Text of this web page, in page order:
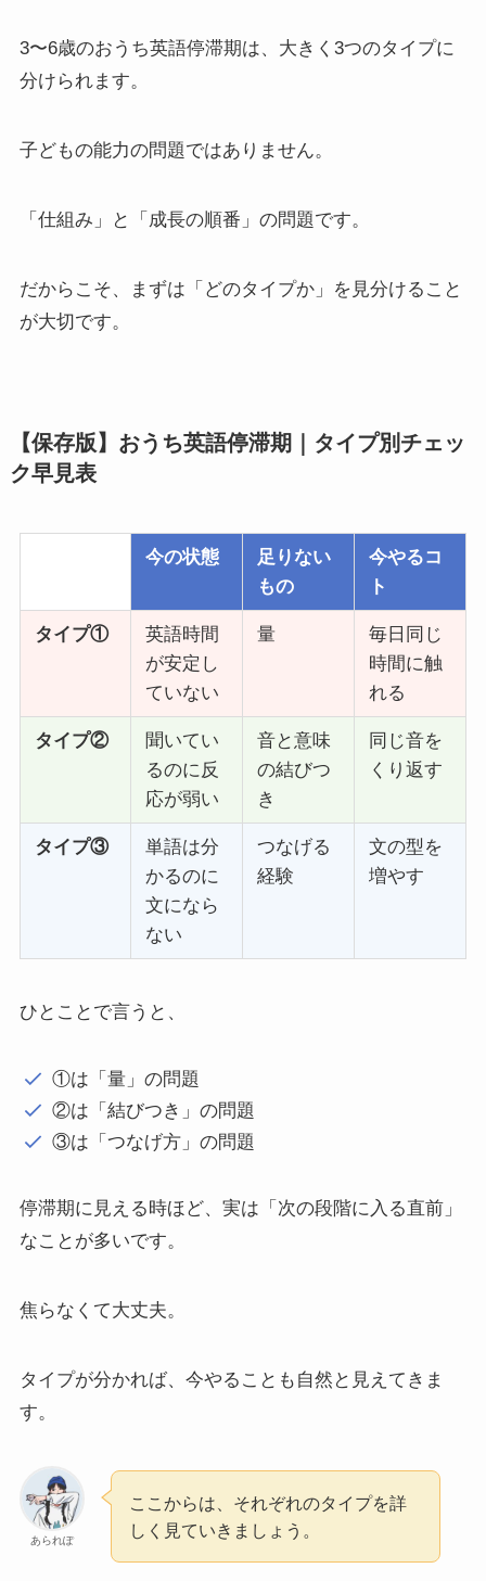
3〜6歳のおうち英語停滞期は、大きく3つのタイプに
分けられます。
子どもの能力の問題ではありません。
「仕組み」と「成長の順番」の問題です。
だからこそ、まずは「どのタイプか」を見分けること
が大切です。
【保存版】おうち英語停滞期｜タイプ別チェッ
ク早見表
今の状態
足りない
もの
今やるコ
ト
タイプ①
英語時間
が安定し
ていない
量
毎日同じ
時間に触
れる
タイプ②
聞いてい
るのに反
応が弱い
音と意味
の結びつ
き
同じ音を
くり返す
タイプ③
単語は分
かるのに
文になら
ない
つなげる
経験
文の型を
増やす
ひとことで言うと、
①は「量」の問題
②は「結びつき」の問題
③は「つなげ方」の問題
停滞期に見える時ほど、実は「次の段階に入る直前」
なことが多いです。
焦らなくて大丈夫。
タイプが分かれば、今やることも自然と見えてきま
す。
あられぽ
ここからは、それぞれのタイプを詳
しく見ていきましょう。